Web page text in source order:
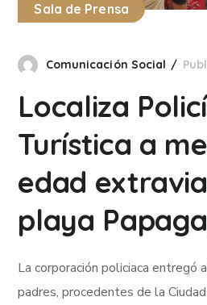
Sala de Prensa
Comunicación Social
Localiza
Turística a
edad
playa
La corporación policiaca entregó
padres, procedentes de la